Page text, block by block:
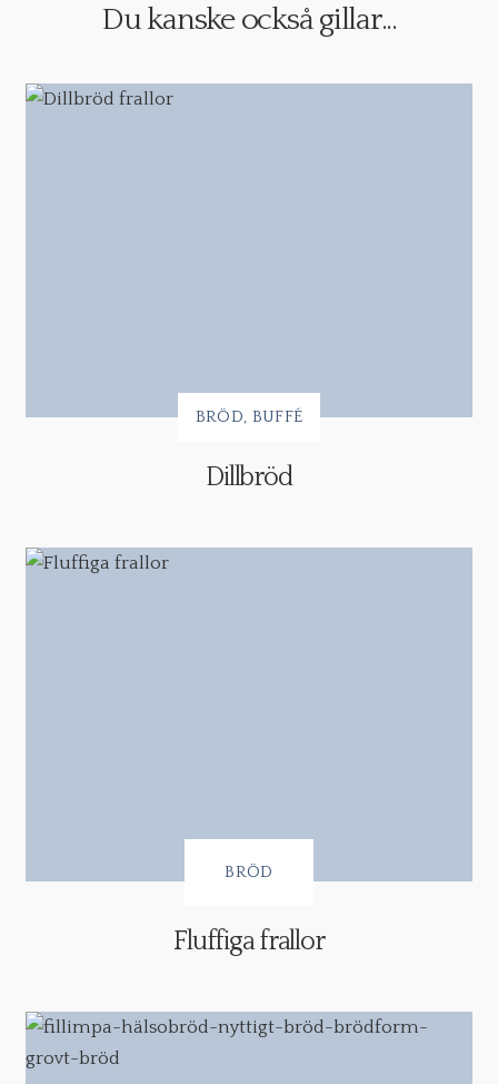
Du kanske också gillar...
BRÖD BUFFÉ
Dillbröd
BRÖD
Fluffiga frallor